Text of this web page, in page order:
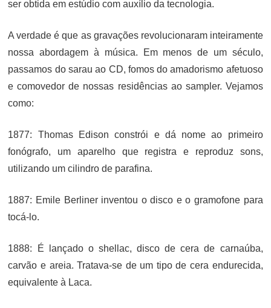
ser obtida em estúdio com auxílio da tecnologia.
A verdade é que as gravações revolucionaram inteiramente
nossa abordagem à música. Em menos de um século,
passamos do sarau ao CD, fomos do amadorismo afetuoso
e comovedor de nossas residências ao sampler. Vejamos
como:
1877: Thomas Edison constrói e dá nome ao primeiro
fonógrafo, um aparelho que registra e reproduz sons,
utilizando um cilindro de parafina.
1887: Emile Berliner inventou o disco e o gramofone para
tocá-lo.
1888: É lançado o shellac, disco de cera de carnaúba,
carvão e areia. Tratava-se de um tipo de cera endurecida,
equivalente à Laca.